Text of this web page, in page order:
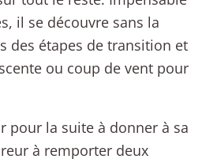
il se découvre sans la
des étapes de transition et
ou coup de vent pour
pour la suite à donner à sa
à remporter deux